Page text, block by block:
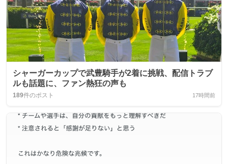
シャーガーカップで武豊騎手が2着に挑戦、配信トラブ
ルも話題に、ファン熱狂の声も
189件のポスト 17時間前